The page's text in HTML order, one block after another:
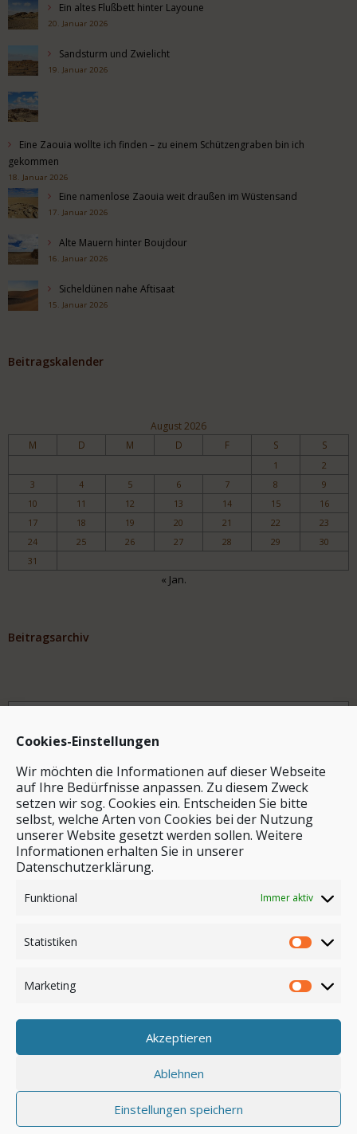
Cookies-Einstellungen
Wir möchten die Informationen auf dieser Webseite
auf Ihre Bedürfnisse anpassen. Zu diesem Zweck
setzen wir sog. Cookies ein. Entscheiden Sie bitte
selbst, welche Arten von Cookies bei der Nutzung
unserer Website gesetzt werden sollen. Weitere
Informationen erhalten Sie in unserer
Datenschutzerklärung.
Funktional Immer aktiv
Statistiken
Marketing
Akzeptieren
Ablehnen
Einstellungen speichern
Ein altes Flußbett hinter Layoune
20. Januar 2026
Sandsturm und Zwielicht
19. Januar 2026
Eine Zaouia wollte ich finden – zu einem Schützengraben bin ich
gekommen
18. Januar 2026
Eine namenlose Zaouia weit draußen im Wüstensand
17. Januar 2026
Alte Mauern hinter Boujdour
16. Januar 2026
Sicheldünen nahe Aftisaat
15. Januar 2026
Beitragskalender
August 2026
M D M D F S S
1
2
3
4 5 6 7 8
9
10
11 12 13 14 15
16
17
18 19 20 21 22
23
24
25 26 27 28 29
30
31
« Jan.
Beitragsarchiv
Archiv
Stichwortsuche
Anmelden
© by safar-reiseblog.de